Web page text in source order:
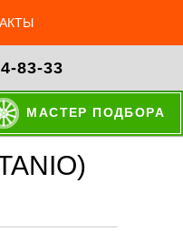
83-33
МАСТЕР ПОДБОРА